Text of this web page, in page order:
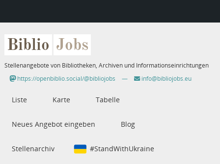
Biblio Jobs
Stellenangebote von Bibliotheken, Archiven und Informationseinrichtungen
https://openbiblio.social/@bibliojobs
— info@bibliojobs.eu
Liste Karte Tabelle
Neues Angebot eingeben Blog
Stellenarchiv #StandWithUkraine